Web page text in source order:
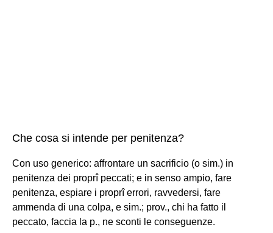
Che cosa si intende per penitenza?
Con uso generico: affrontare un sacrificio (o sim.) in
penitenza dei proprî peccati; e in senso ampio, fare
penitenza, espiare i proprî errori, ravvedersi, fare
ammenda di una colpa, e sim.; prov., chi ha fatto il
peccato, faccia la p., ne sconti le conseguenze.